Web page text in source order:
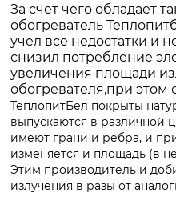
За счет чего обладает
обогреватель
учел все недостатки и
снизил потребление
увеличения площади
обогревателя,при этом
ТеплопитБел покрыты
выпускаются в различной
имеют грани и ребра, и
изменяется и площадь (в
Этим производитель и
излучения в разы от